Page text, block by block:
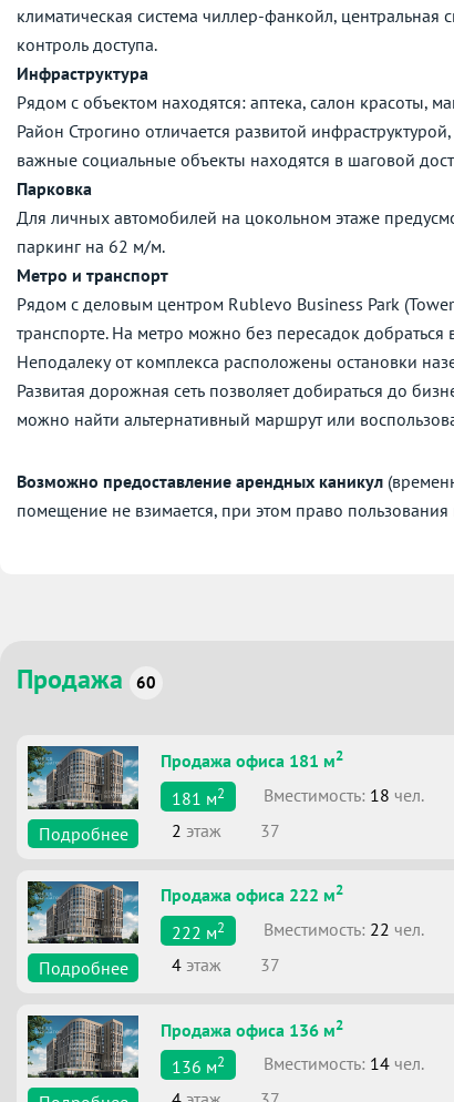
климатическая система чиллер-фанкойл,
контроль доступа.
Инфраструктура
Рядом с объектом находятся: аптека, салон красоты,
Район Строгино отличается развитой
важные социальные объекты находятся в шаговой
Парковка
Для личных автомобилей на цокольном этаже
паркинг на 62 м/м.
Метро и транспорт
Рядом с деловым центром Rublevo Business Park
транспорте. На метро можно без пересадок
Неподалеку от комплекса расположены остановки
Развитая дорожная сеть позволяет добираться до
можно найти альтернативный маршрут или
Возможно предоставление арендных каникул
помещение не взимается, при этом право
Продажа 60
Подробнее
Продажа офиса 181 м2
181 м2 Вместимоcть: 18 чел.
2 этаж 37
Подробнее
Продажа офиса 222 м2
222 м2 Вместимоcть: 22 чел.
4 этаж 37
Продажа офиса 136 м2
136 м2 Вместимоcть: 14 чел.